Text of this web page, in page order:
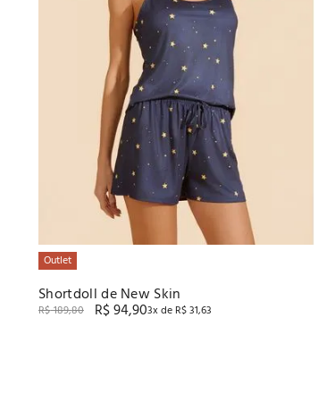
Outlet
Shortdoll de New Skin
R$189,80 R$94,903x de R$31,63